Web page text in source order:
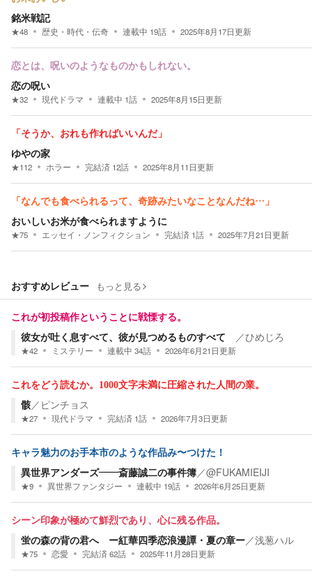
銘米戦記
★48 歴史・時代・伝奇 連載中 19話 2025年8月17日更新
恋とは、呪いのようなものかもしれない。
恋の呪い
★32 現代ドラマ 連載中 1話 2025年8月15日更新
「そうか、おれも作ればいいんだ」
ゆやの家
★112 ホラー 完結済 12話 2025年8月11日更新
「なんでも食べられるって、奇跡みたいなことなんだね…」
おいしいお米が食べられますように
★75 エッセイ・ノンフィクション 完結済 1話 2025年7月21日更新
おすすめレビュー もっと見る
これが初投稿作ということに戦慄する。
彼女が吐く息すべて、彼が見つめるものすべて ／ひめじろ
★42 ミステリー 連載中 34話 2026年6月21日更新
これをどう読むか。1000文字未満に圧縮された人間の業。
骸／ ピンチョス
★27 現代ドラマ 完結済 1話 2026年7月3日更新
キャラ魅力のお手本市のような作品み〜つけた！
異世界アンダーズ――斎藤誠二の事件簿／@FUKAMIEIJI
★9 異世界ファンタジー 連載中 19話 2026年6月25日更新
シーン印象が極めて鮮烈であり、心に残る作品。
蛍の森の背の君へ ー紅華四季恋浪漫譚・夏の章ー／浅葱ハル
★75 恋愛 完結済62話 2025年11月28日更新